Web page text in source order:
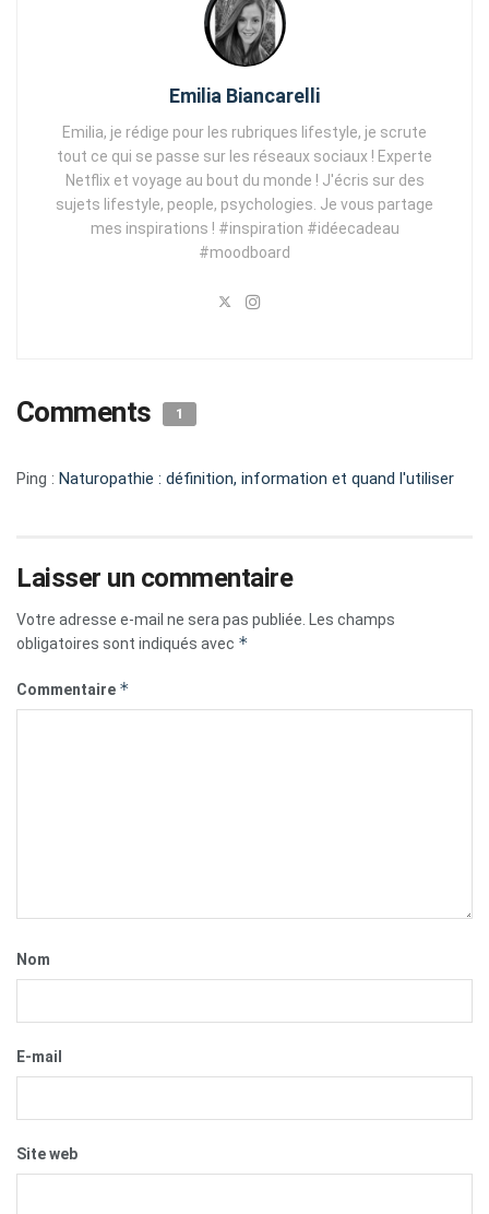
Emilia Biancarelli
Emilia, je rédige pour les rubriques lifestyle, je scrute
tout ce qui se passe sur les réseaux sociaux ! Experte
Netflix et voyage au bout du monde ! J'écris sur des
sujets lifestyle, people, psychologies. Je vous partage
mes inspirations ! #inspiration #idéecadeau
#moodboard
Comments 1
Ping : Naturopathie : définition, information et quand l'utiliser
Laisser un commentaire
Votre adresse e-mail ne sera pas publiée.
Les champs
obligatoires sont indiqués avec *
Commentaire *
Nom
E-mail
Site web